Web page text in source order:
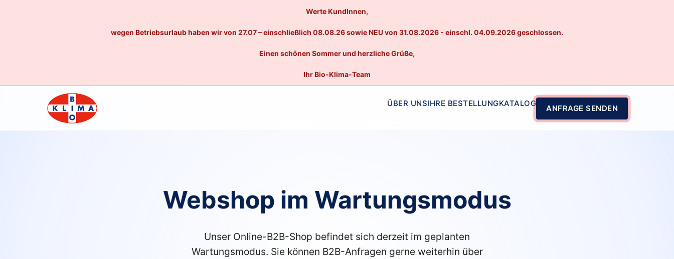
Werte KundInnen,
wegen Betriebsurlaub haben wir von 27.07 – einschließlich 08.08.26 sowie NEU von 31.08.2026 - einschl. 04.09.2026 geschlossen.
Einen schönen Sommer und herzliche Grüße,
Ihr Bio-Klima-Team
ÜBER UNSIHRE BESTELLUNGKATALOG
ANFRAGE SENDEN
Webshop im Wartungsmodus
Unser Online-B2B-Shop befindet sich derzeit im geplanten
Wartungsmodus. Sie können B2B-Anfragen gerne weiterhin über